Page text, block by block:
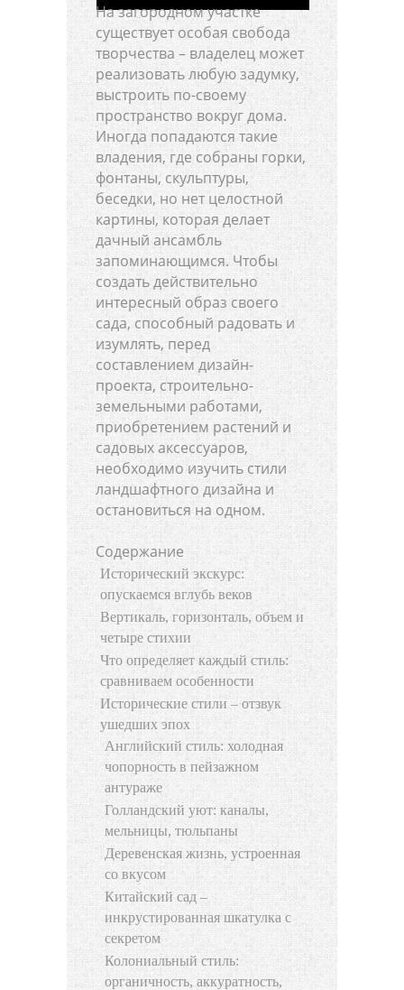
На загородном участке
существует особая свобода
творчества – владелец может
реализовать любую задумку,
выстроить по-своему
пространство вокруг дома.
Иногда попадаются такие
владения, где собраны горки,
фонтаны, скульптуры,
беседки, но нет целостной
картины, которая делает
дачный ансамбль
запоминающимся. Чтобы
создать действительно
интересный образ своего
сада, способный радовать и
изумлять, перед
составлением дизайн-
проекта, строительно-
земельными работами,
приобретением растений и
садовых аксессуаров,
необходимо изучить стили
ландшафтного дизайна и
остановиться на одном.
Содержание
Исторический экскурс:
опускаемся вглубь веков
Вертикаль, горизонталь, объем и
четыре стихии
Что определяет каждый стиль:
сравниваем особенности
Исторические стили – отзвук
ушедших эпох
Английский стиль: холодная
чопорность в пейзажном
антураже
Голландский уют: каналы,
мельницы, тюльпаны
Деревенская жизнь, устроенная
со вкусом
Китайский сад –
инкрустированная шкатулка с
секретом
Колониальный стиль:
органичность, аккуратность,